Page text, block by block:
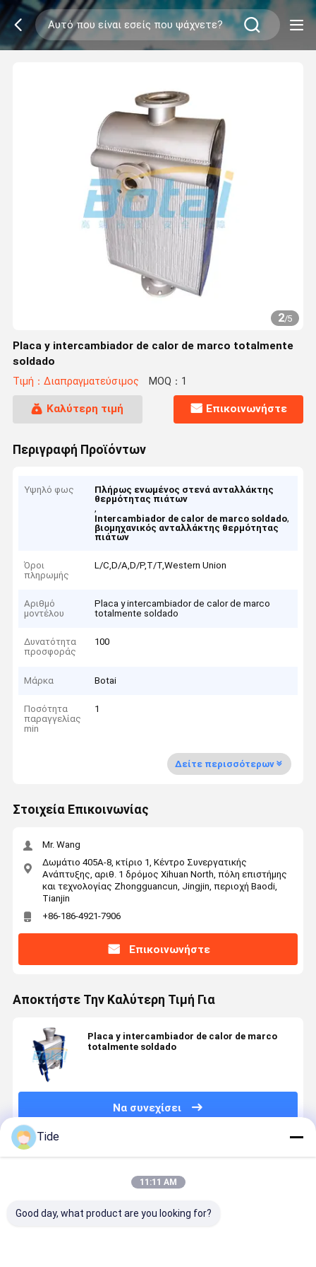
2/5
Placa y intercambiador de calor de marco totalmente
soldado
Τιμή：Διαπραγματεύσιμος MOQ：1
Καλύτερη τιμή Επικοινωνήστε
Περιγραφή Προϊόντων
Υψηλό φως
Πλήρως ενωμένος στενά ανταλλάκτης
θερμότητας πιάτων
,
Intercambiador de calor de marco soldado,
βιομηχανικός ανταλλάκτης θερμότητας
πιάτων
Όροι
πληρωμής
L/C,D/A,D/P,T/T,Western Union
Αριθμό
μοντέλου
Placa y intercambiador de calor de marco
totalmente soldado
Δυνατότητα
προσφοράς
100
Μάρκα Botai
Ποσότητα
παραγγελίας
min
1
Δείτε περισσότερων
Στοιχεία Επικοινωνίας
Mr. Wang
Δωμάτιο 405A-8, κτίριο 1, Κέντρο Συνεργατικής
Ανάπτυξης, αριθ. 1 δρόμος Xihuan North, πόλη επιστήμης
και τεχνολογίας Zhongguancun, Jingjin, περιοχή Baodi,
Tianjin
+86-186-4921-7906
Επικοινωνήστε
Αποκτήστε Την Καλύτερη Τιμή Για
Placa y intercambiador de calor de marco
totalmente soldado
Να συνεχίσει
Συνιστώμενα Προϊόντα
Tide
11:11 AM
Good day, what product are you looking for?